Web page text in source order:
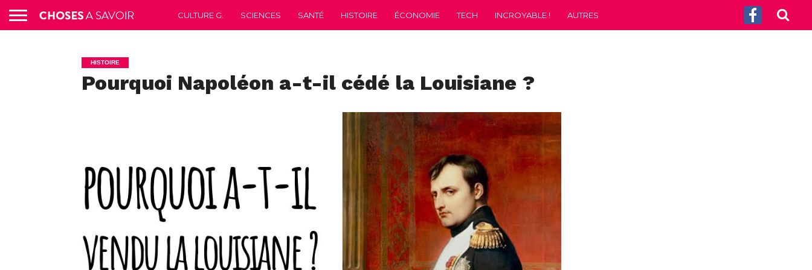
CULTURE G. SCIENCES SANTÉ HISTOIRE ÉCONOMIE TECH INCROYABLE ! AUTRES
HISTOIRE
Pourquoi Napoléon a-t-il cédé la Louisiane ?